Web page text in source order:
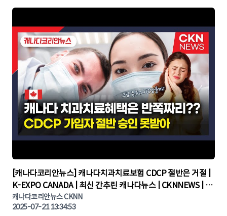
▶
[캐나다코리안뉴스] 캐나다치과치료보험 CDCP 절반은 거절 |
K-EXPO CANADA | 최신 간추린 캐나다뉴스 | CKNNEWS | 캐
나다뉴스 | 토론토뉴스
캐나다코리안뉴스 CKNN
2025-07-21 13:34:53